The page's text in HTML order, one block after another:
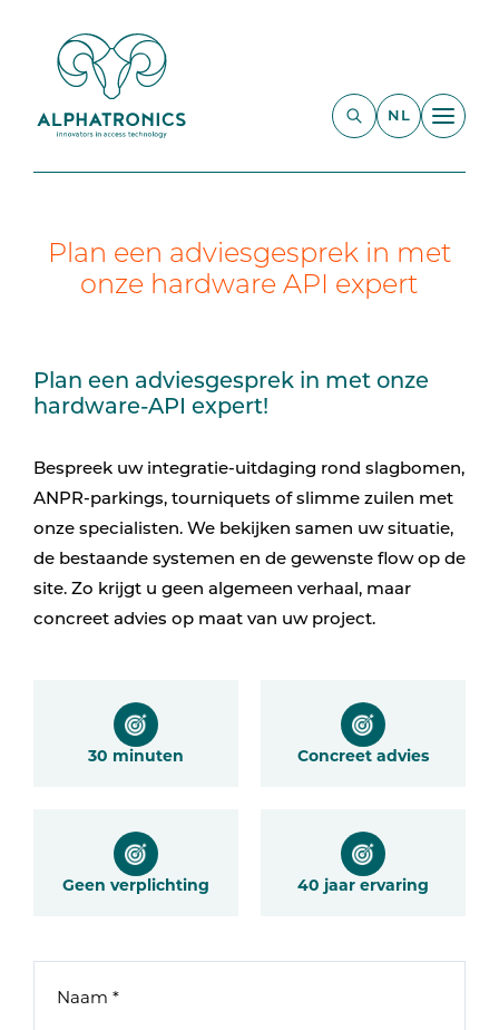
NL
Plan een adviesgesprek in met
onze hardware API expert
Plan een adviesgesprek in met onze
hardware-API expert!
Bespreek uw integratie-uitdaging rond slagbomen,
ANPR-parkings, tourniquets of slimme zuilen met
onze specialisten. We bekijken samen uw situatie,
de bestaande systemen en de gewenste flow op de
site. Zo krijgt u geen algemeen verhaal, maar
concreet advies op maat van uw project.
30 minuten Concreet advies
Geen verplichting 40 jaar ervaring